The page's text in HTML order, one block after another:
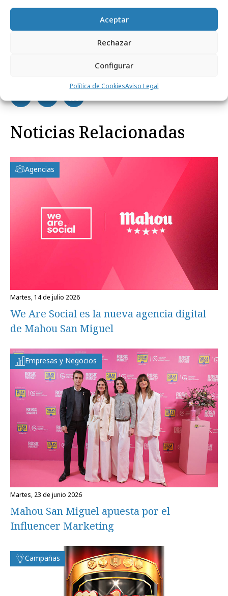
Aceptar
Rechazar
Configurar
Política de CookiesAviso Legal
directo en nuestro país.
Noticias Relacionadas
Agencias
martes, 14 de julio 2026
We Are Social es la nueva agencia digital
de Mahou San Miguel
Empresas y Negocios
martes, 23 de junio 2026
Mahou San Miguel apuesta por el
Influencer Marketing
Campañas